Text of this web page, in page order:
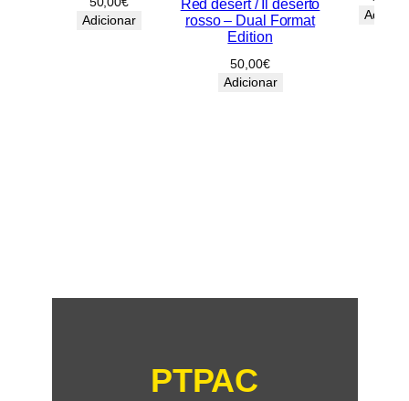
Adicionar
Red desert / Il deserto
rosso – Dual Format
Edition
50,00€
Adicionar
PTPAC